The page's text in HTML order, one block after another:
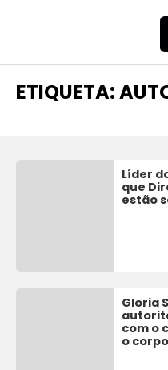
ETIQUETA:
Líder
que
estão
Gloria
com o
o